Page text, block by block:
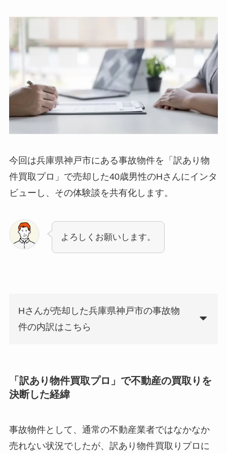
今回は兵庫県神戸市にある事故物件を「訳あり物
件買取プロ」で売却した40歳男性のHさんにインタ
ビューし、その体験談を共有化します。
よろしくお願いします。
Hさんが売却した兵庫県神戸市の事故物
件の内訳はこちら
「訳あり物件買取プロ」で不動産の買取りを
決断した経緯
事故物件として、通常の不動産業者ではなかなか
売れない状況でしたが、訳あり物件買取りプロに